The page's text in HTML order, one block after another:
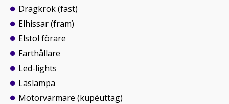
Dragkrok (fast)
Elhissar (fram)
Elstol förare
Farthållare
Led-lights
Läslampa
Motorvärmare (kupéuttag)